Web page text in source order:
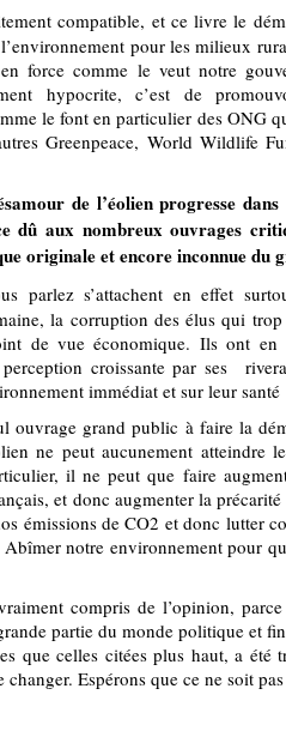
compatible, et ce livre le
pour les milieux
force comme le veut notre
hypocrite, c’est de
le font en particulier des ONG
Greenpeace, World Wildlife
de l’éolien progresse
dû aux nombreux ouvrages
originale et encore inconnue du
parlez s’attachent en effet
la corruption des élus qui
de vue économique. Ils ont
croissante par ses
immédiat et sur leur santé
ouvrage grand public à faire la
ne peut aucunement atteindre
il ne peut que faire
et donc augmenter la
émissions de CO2 et donc lutter
notre environnement pour
compris de l’opinion,
partie du monde politique et
que celles citées plus haut, a été
Espérons que ce ne soit